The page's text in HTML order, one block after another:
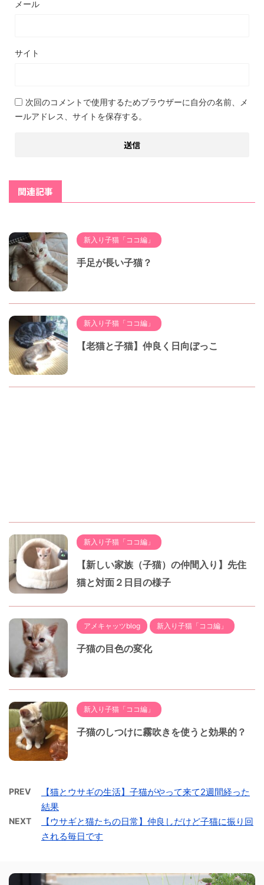
メール
サイト
次回のコメントで使用するためブラウザーに自分の名前、メ
ールアドレス、サイトを保存する。
関連記事
新入り子猫「ココ編」
手足が長い子猫？
新入り子猫「ココ編」
【老猫と子猫】仲良く日向ぼっこ
新入り子猫「ココ編」
【新しい家族（子猫）の仲間入り】先住
猫と対面２日目の様子
アメキャッツblog 新入り子猫「ココ編」
子猫の目色の変化
新入り子猫「ココ編」
子猫のしつけに霧吹きを使うと効果的？
PREV
【猫とウサギの生活】子猫がやって来て2週間経った
結果
NEXT
【ウサギと猫たちの日常】仲良しだけど子猫に振り回
される毎日です